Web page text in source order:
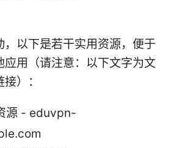
，以下是若干实用资源，便于
应用（请注意：以下文字为文
）：
源 - eduvpn-